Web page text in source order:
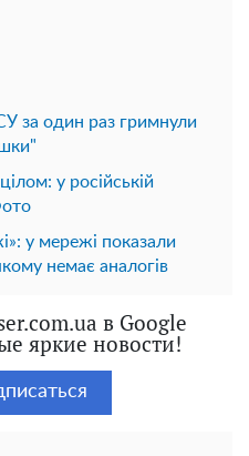
за один раз гримнули
у російській
у мережі показали
немає аналогів
в Google
яркие новости!